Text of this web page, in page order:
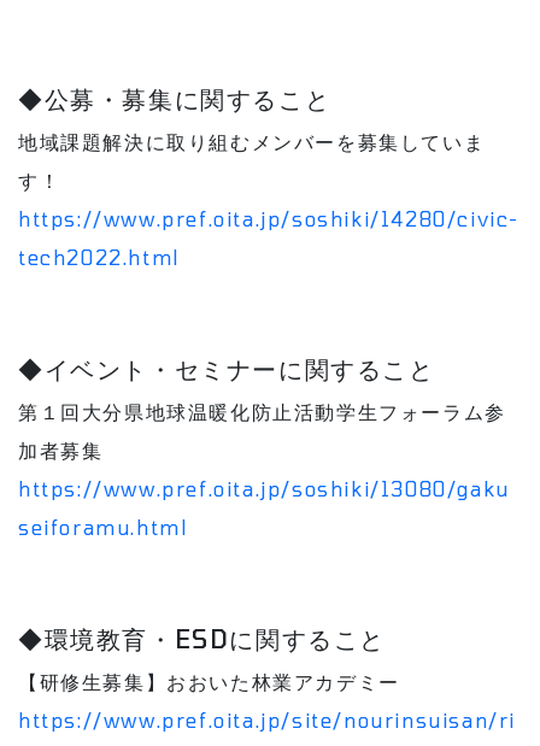
◆公募・募集に関すること
地域課題解決に取り組むメンバーを募集していま
す！
https://www.pref.oita.jp/soshiki/14280/civic-
tech2022.html
◆イベント・セミナーに関すること
第１回大分県地球温暖化防止活動学生フォーラム参
加者募集
https://www.pref.oita.jp/soshiki/13080/gaku
seiforamu.html
◆環境教育・ESDに関すること
【研修生募集】おおいた林業アカデミー
https://www.pref.oita.jp/site/nourinsuisan/ri